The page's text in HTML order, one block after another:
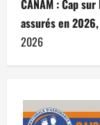
CANAM : Cap
assurés en
2026